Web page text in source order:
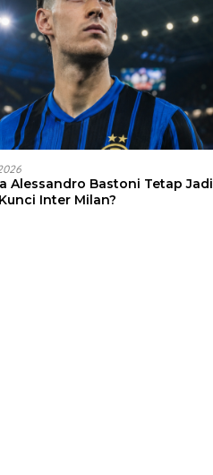
Alessandro Bastoni Tetap Jadi
Inter Milan?